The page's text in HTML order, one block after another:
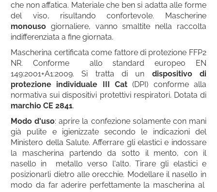
che non affatica. Materiale che ben si adatta alle forme
del viso, risultando confortevole. Mascherine
monouso giornaliere, vanno smaltite nella raccolta
indifferenziata a fine giornata.
Mascherina certificata come fattore di protezione FFP2
NR. Conforme allo standard europeo EN
149:2001+A1:2009. Si tratta di un dispositivo di
protezione individuale III Cat(DPI) conforme alla
normativa sui dispositivi protettivi respiratori. Dotata di
marchio CE 2841.
Modo d'uso: aprire la confezione solamente con mani
già pulite e igienizzate secondo le indicazioni del
Ministero della Salute. Afferrare gli elastici e indossare
la mascherina partendo da sotto il mento, con il
nasello in metallo verso l'alto. Tirare gli elastici e
posizionarli dietro alle orecchie. Modellare il nasello in
modo da far aderire perfettamente la mascherina al